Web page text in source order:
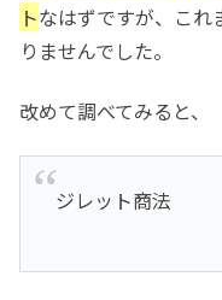
トなはずですが、これ
りませんでした。
改めて調べてみると、
ジレット商法